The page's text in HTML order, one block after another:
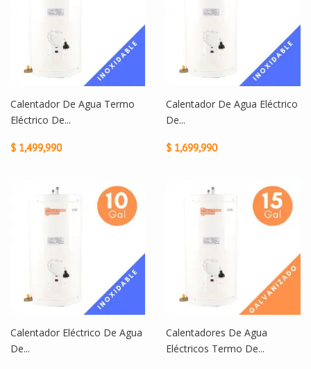
Calentador De Agua Termo
Eléctrico De...
$ 1,499,990
Calentador De Agua Eléctrico
De...
$ 1,699,990
Calentador Eléctrico De Agua
De...
Calentadores De Agua
Eléctricos Termo De...